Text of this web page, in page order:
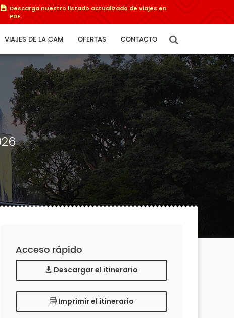
Descarga nuestro listado actualizado de viajes en
PDF.
VIAJES DE LA CAM OFERTAS CONTACTO
Acceso rápido
Descargar el itinerario
Imprimir el itinerario